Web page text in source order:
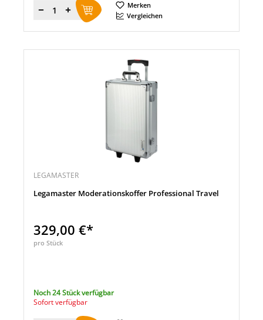
Menge
Merken
Vergleichen
LEGAMASTER
Legamaster Moderationskoffer Professional Travel
329,00 €*
pro Stück
Noch 24 Stück verfügbar
Sofort verfügbar